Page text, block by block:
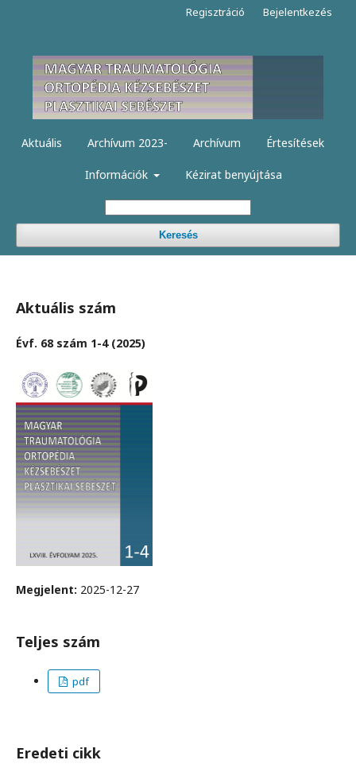
Aktuális Archívum 2023- Archívum Értesítések
Információk Kézirat benyújtása
Keresés
Regisztráció Bejelentkezés
Aktuális szám
Évf. 68 szám 1-4 (2025)
Megjelent: 2025-12-27
Teljes szám
pdf
Eredeti cikk